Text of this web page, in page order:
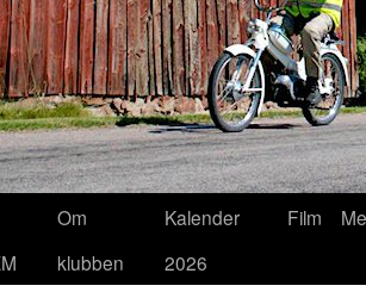
Om
klubben
Kalender
2026
Film